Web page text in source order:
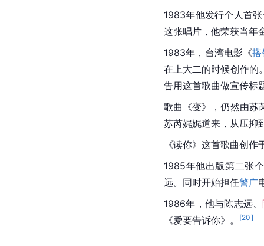
1983年他发行个人首
这张唱片，他荣获当年
1983年， 台湾电影《
在上大二的时候创作的
告用这首歌曲做宣传标
歌曲《变》，仍然由苏
苏芮娓娓道来，从压抑
《读你》这首歌曲创作
1985年他出版第二张
远。同时开始担任警广
1986年，他与陈志远 、
《爱要告诉你》。
[20]